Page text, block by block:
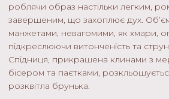
роблячи образ настільки легким,
завершеним, що захоплює дух.
манжетами, невагомими, як хмари,
підкреслюючи витонченість та
Спідниця, прикрашена клинами з
бісером та паєтками,
розквітла брунька.